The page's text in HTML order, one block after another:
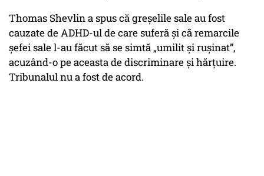
Thomas Shevlin a spus că greșelile sale au fost
cauzate de ADHD-ul de care suferă și că remarcile
șefei sale l-au făcut să se simtă „umilit și rușinat”,
acuzând-o pe aceasta de discriminare și hărțuire.
Tribunalul nu a fost de acord.